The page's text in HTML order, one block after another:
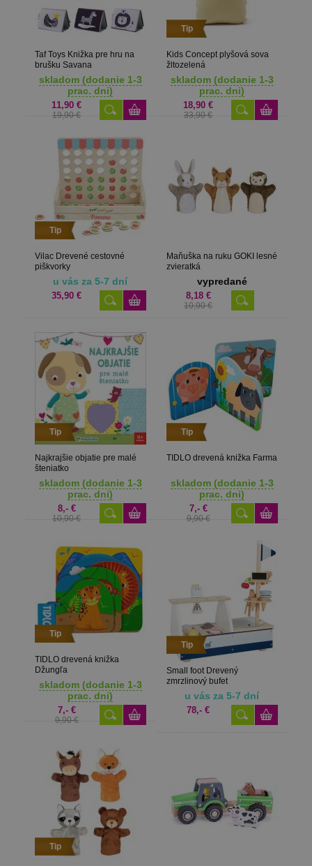
Taf Toys Knižka pre hru na
brušku Savana
skladom (dodanie 1-3
prac. dni)
11,90 €
19,90 €
Tip
Kids Concept plyšová sova
žltozelená
skladom (dodanie 1-3
prac. dni)
18,90 €
33,90 €
Tip
Vilac Drevené cestovné
piškvorky
u vás za 5-7 dní
35,90 €
Maňuška na ruku GOKI lesné
zvieratká
vypredané
8,18 €
10,90 €
Tip
Najkrajšie objatie pre malé
šteniatko
skladom (dodanie 1-3
prac. dni)
8,- €
10,90 €
Tip
TIDLO drevená knižka Farma
skladom (dodanie 1-3
prac. dni)
7,- €
9,90 €
Tip
TIDLO drevená knižka
Džungľa
skladom (dodanie 1-3
prac. dni)
7,- €
9,90 €
Tip
Small foot Drevený
zmrzlinový bufet
u vás za 5-7 dní
78,- €
Tip